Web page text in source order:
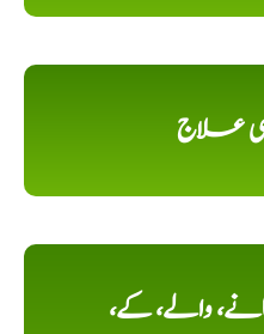
علاج
والے، کے،